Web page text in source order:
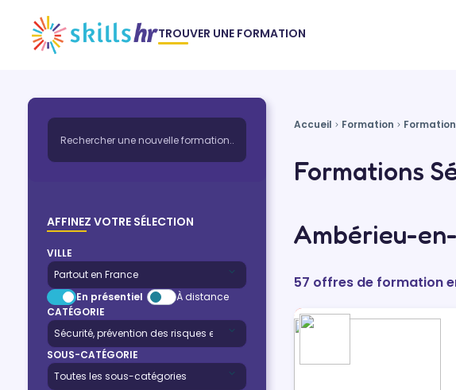
TROUVER UNE FORMATION
AFFINEZ VOTRE SÉLECTION
VILLE
En présentiel
À distance
CATÉGORIE
SOUS-CATÉGORIE
Accueil Formation
Formations
Ambérieu-
57 offres de formation